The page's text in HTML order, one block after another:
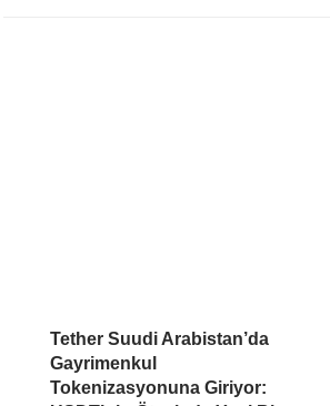
Tether Suudi Arabistan’da
Gayrimenkul
Tokenizasyonuna Giriyor: